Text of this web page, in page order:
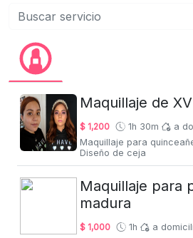
Maquillaje de
$ 1,200 1h 30m
a
Maquillaje para
Diseño de ceja
Maquillaje para
madura
$ 1,000 1h
a